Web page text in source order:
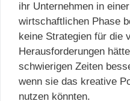
ihr Unternehmen in
wirtschaftlichen Phase
keine Strategien für die
Herausforderungen
schwierigen Zeiten
wenn sie das kreative
nutzen könnten.